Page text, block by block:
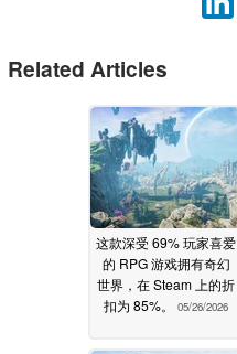
Related Articles
这款深受 69% 玩家喜爱
的 RPG 游戏拥有奇幻
世界，在 Steam 上的折
扣为 85%。
05/26/2026